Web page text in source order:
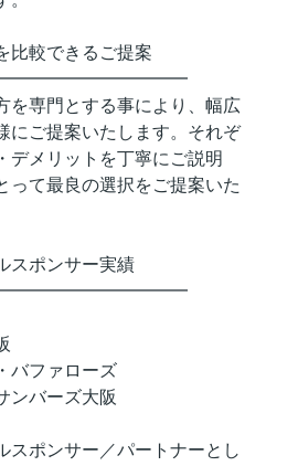
比較できるご提案
を専門とする事により、幅広
にご提案いたします。それぞ
デメリットを丁寧にご説明
って最良の選択をご提案いた
スポンサー実績
バファローズ
ンバーズ大阪
スポンサー／パートナーとし